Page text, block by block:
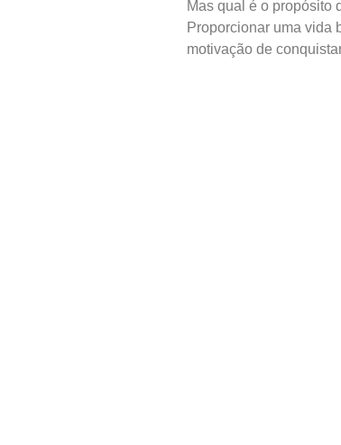
Mas qual é o propósito
Proporcionar uma vida
motivação de